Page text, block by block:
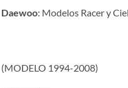
Daewoo: Modelos Racer y
(MODELO 1994-2008)